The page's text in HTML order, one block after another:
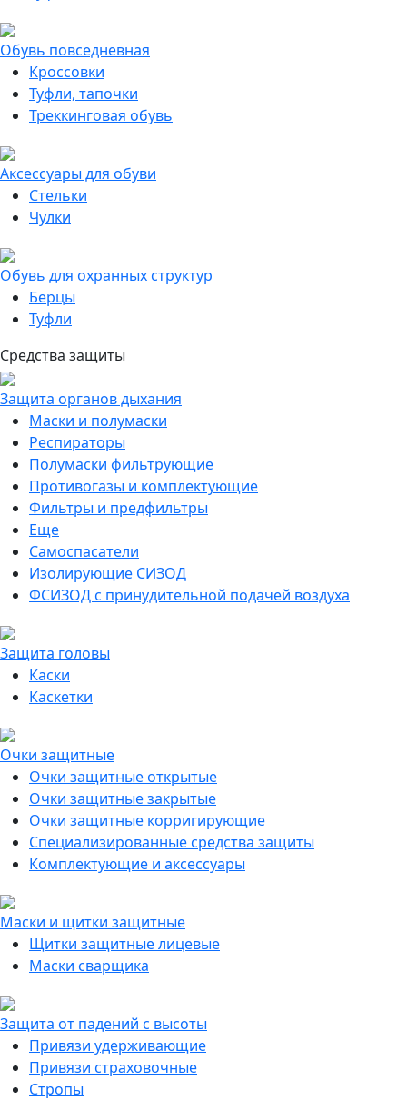
Обувь повседневная
Кроссовки
Туфли, тапочки
Треккинговая обувь
Аксессуары для обуви
Стельки
Чулки
Обувь для охранных структур
Берцы
Туфли
Средства защиты
Защита органов дыхания
Маски и полумаски
Респираторы
Полумаски фильтрующие
Противогазы и комплектующие
Фильтры и предфильтры
Еще
Самоспасатели
Изолирующие СИЗОД
ФСИЗОД с принудительной подачей воздуха
Защита головы
Каски
Каскетки
Очки защитные
Очки защитные открытые
Очки защитные закрытые
Очки защитные корригирующие
Специализированные средства защиты
Комплектующие и аксессуары
Маски и щитки защитные
Щитки защитные лицевые
Маски сварщика
Защита от падений с высоты
Привязи удерживающие
Привязи страховочные
Стропы